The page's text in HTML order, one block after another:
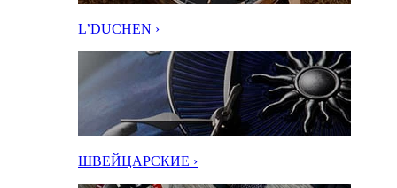
L’DUCHEN ›
ШВЕЙЦАРСКИЕ ›